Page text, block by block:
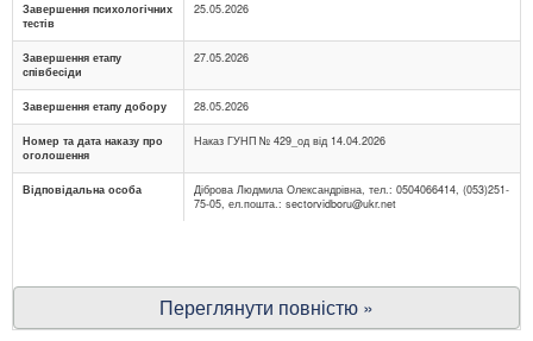
Завершення психологічних
тестів
25.05.2026
Завершення етапу
співбесіди
27.05.2026
Завершення етапу добору 28.05.2026
Номер та дата наказу про
оголошення
Наказ ГУНП № 429_од від 14.04.2026
Відповідальна особа
Діброва Людмила Олександрівна, тел.: 0504066414, (053)251-
75-05, ел.пошта.: sectorvidboru@ukr.net
Переглянути повністю »